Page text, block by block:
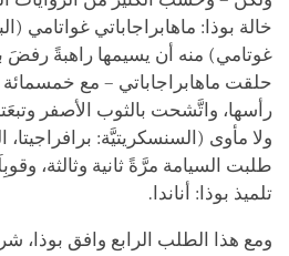
خالة بوذا: ماهابراجاباتي غواتامي
غوتامي) منه أن يسيمها راهبةً رفضَ
حلقت ماهابراجاباتي – مع خمسمائة
رأسها، واتَّشحت بالثوب الأصفر
ولا مأوى (السنسكريتيَّة: برافراجيتا،
طلبت السيامة مرَّةً ثانية وثالثة،
تلميذ بوذا: أناندا.
ومع هذا الطلب الرابع وافق